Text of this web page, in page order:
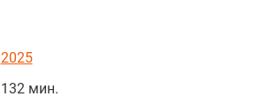
2025
132 мин.